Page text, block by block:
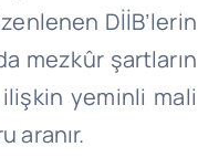
DİİB’lerin
mezkûr şartların
ilişkin yeminli mali
aranır.